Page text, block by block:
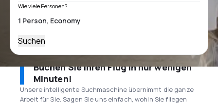
Wie viele Personen?
Suchen
Buchen Sie Ihren Flug in nur wenigen
Minuten!
Unsere intelligente Suchmaschine übernimmt die ganze
Arbeit für Sie. Sagen Sie uns einfach, wohin Sie fliegen